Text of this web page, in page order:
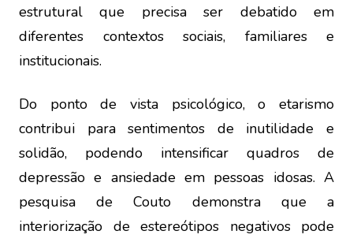
estrutural que precisa ser debatido em
diferentes contextos sociais, familiares e
institucionais.
Do ponto de vista psicológico, o etarismo
contribui para sentimentos de inutilidade e
solidão, podendo intensificar quadros de
depressão e ansiedade em pessoas idosas. A
pesquisa de Couto demonstra que a
interiorização de estereótipos negativos pode